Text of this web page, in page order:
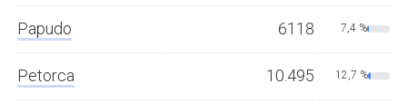
Papudo 6118 7,4 %
Petorca 10.495 12,7 %